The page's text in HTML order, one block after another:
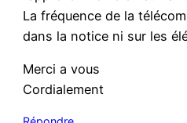
La fréquence de la
dans la notice ni sur les
Merci a vous
Cordialement